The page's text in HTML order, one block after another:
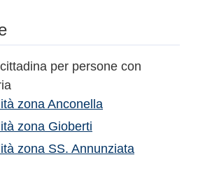
per persone con
zona Anconella
zona Gioberti
zona SS. Annunziata